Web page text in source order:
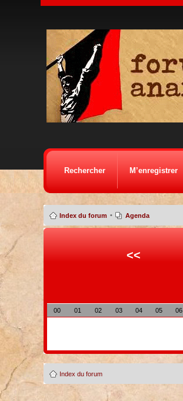
Rechercher M’enregistrer
Index du forum • Agenda
<<
00 01 02 03 04 05 06
Index du forum